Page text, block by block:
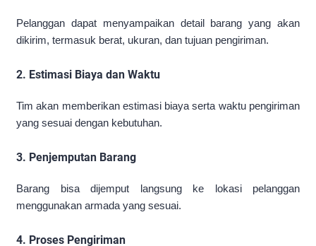
Pelanggan dapat menyampaikan detail barang yang akan
dikirim, termasuk berat, ukuran, dan tujuan pengiriman.
2. Estimasi Biaya dan Waktu
Tim akan memberikan estimasi biaya serta waktu pengiriman
yang sesuai dengan kebutuhan.
3. Penjemputan Barang
Barang bisa dijemput langsung ke lokasi pelanggan
menggunakan armada yang sesuai.
4. Proses Pengiriman